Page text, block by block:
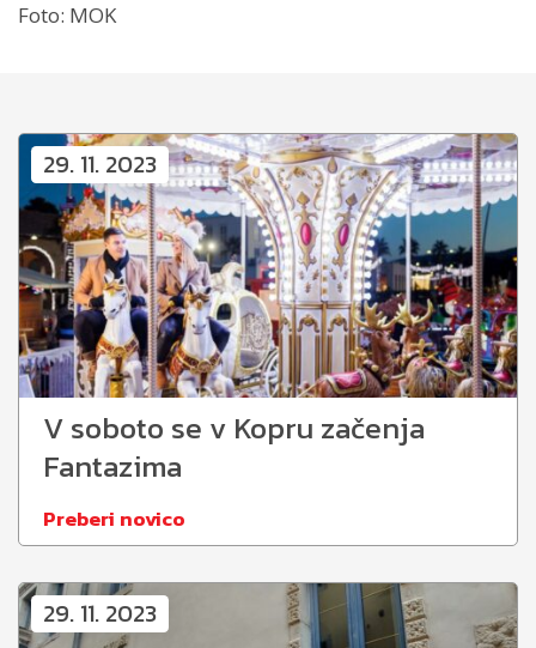
Foto: MOK
29. 11. 2023
V soboto se v Kopru začenja
Fantazima
Preberi novico
29. 11. 2023